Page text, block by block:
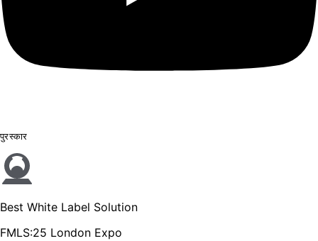
पुरस्कार
Best White Label Solution
FMLS:25 London Expo